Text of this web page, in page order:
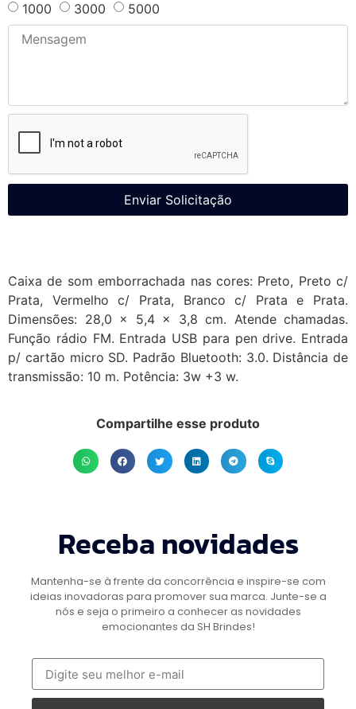
1000
3000 5000
Enviar Solicitação
Caixa de som emborrachada nas cores: Preto, Preto c/
Prata, Vermelho c/ Prata, Branco c/ Prata e Prata.
Dimensões: 28,0 x 5,4 x 3,8 cm. Atende chamadas.
Função rádio FM. Entrada USB para pen drive. Entrada
p/ cartão micro SD. Padrão Bluetooth: 3.0. Distância de
transmissão: 10 m. Potência: 3w +3 w.
Compartilhe esse produto
Receba novidades
Mantenha-se à frente da concorrência e inspire-se com
ideias inovadoras para promover sua marca. Junte-se a
nós e seja o primeiro a conhecer as novidades
emocionantes da SH Brindes!